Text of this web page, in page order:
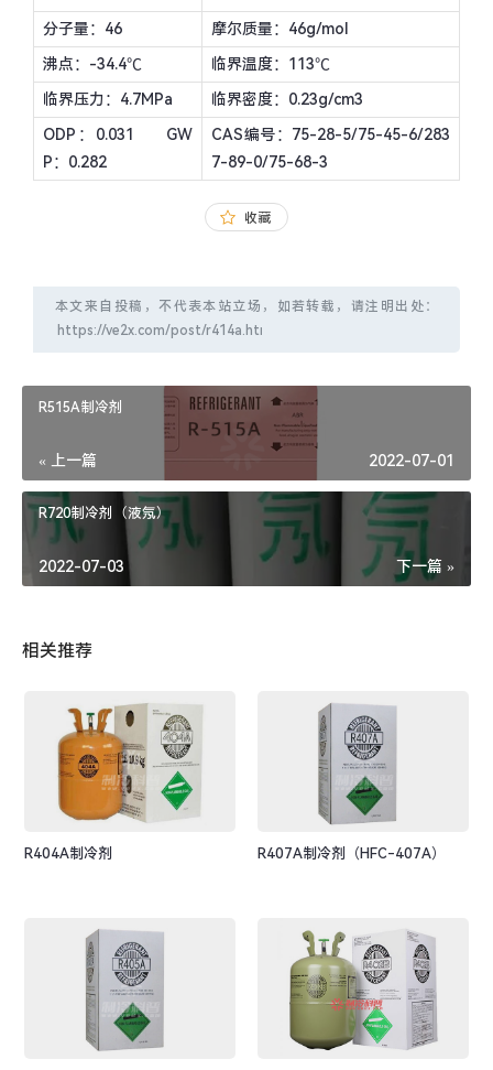
分子量：46
摩尔质量：46g/mol
沸点：-34.4℃
临界温度：113℃
临界压力：4.7MPa
临界密度：0.23g/cm3
ODP：0.031 GW
P：0.282
CAS编号：75-28-5/75-45-6/283
7-89-0/75-68-3
收藏
本文来自投稿，不代表本站立场，如若转载，请注明出处：
R515A制冷剂
« 上一篇 2022-07-01
R720制冷剂（液氖）
下一篇 »
2022-07-03
相关推荐
R404A制冷剂 R407A制冷剂（HFC-407A）